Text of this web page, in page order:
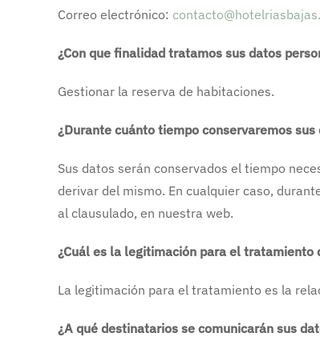
Correo electrónico:
¿Con que finalidad tratamos sus datos
Gestionar la reserva de habitaciones.
¿Durante cuánto tiempo conservaremos
Sus datos serán conservados el tiempo
derivar del mismo. En cualquier caso,
al clausulado, en nuestra web.
¿Cuál es la legitimación para el tratamiento
La legitimación para el tratamiento es la
¿A qué destinatarios se comunicarán sus